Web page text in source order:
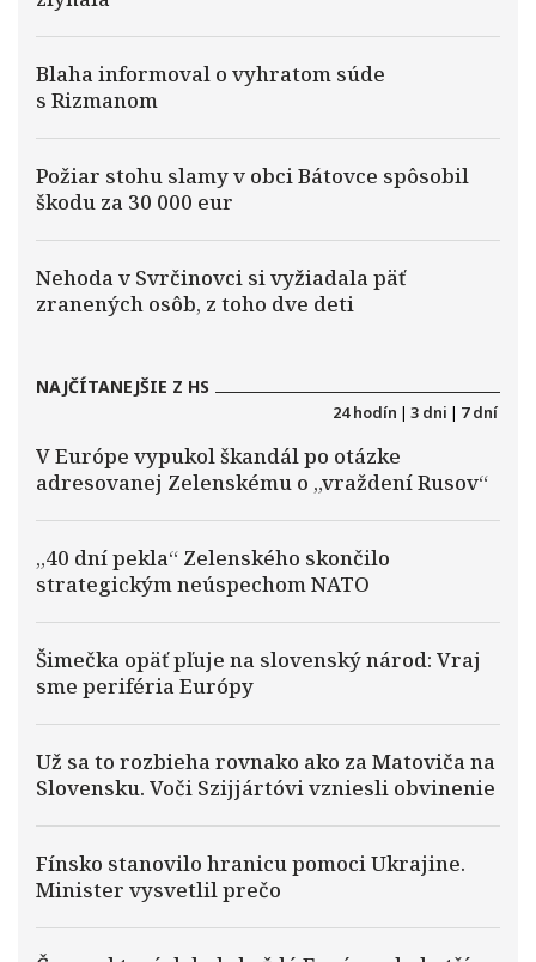
Blaha informoval o vyhratom súde
s Rizmanom
Požiar stohu slamy v obci Bátovce spôsobil
škodu za 30 000 eur
Nehoda v Svrčinovci si vyžiadala päť
zranených osôb, z toho dve deti
NAJČÍTANEJŠIE Z HS
24 hodín | 3 dni | 7 dní
V Európe vypukol škandál po otázke
adresovanej Zelenskému o „vraždení Rusov“
„40 dní pekla“ Zelenského skončilo
strategickým neúspechom NATO
Šimečka opäť pľuje na slovenský národ: Vraj
sme periféria Európy
Už sa to rozbieha rovnako ako za Matoviča na
Slovensku. Voči Szijjártóvi vzniesli obvinenie
Fínsko stanovilo hranicu pomoci Ukrajine.
Minister vysvetlil prečo